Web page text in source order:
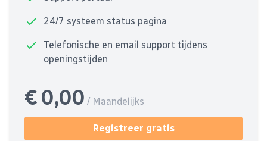
24/7 systeem status pagina
Telefonische en email support tijdens
openingstijden
€ 0,00 / Maandelijks
Registreer gratis